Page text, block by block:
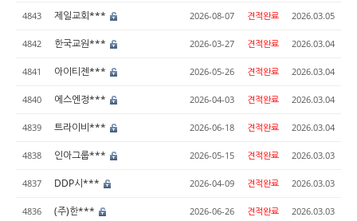
4843 제일교회*** 2026-08-07 견적완료 2026.03.05
4842 한국교원*** 2026-03-27 견적완료 2026.03.04
4841 아이티젠*** 2026-05-26 견적완료 2026.03.04
4840 에스엔정*** 2026-04-03 견적완료 2026.03.04
4839 트라이비*** 2026-06-18 견적완료 2026.03.04
4838 인아그룹*** 2026-05-15 견적완료 2026.03.03
4837 DDP시*** 2026-04-09 견적완료 2026.03.03
4836 (주)한*** 2026-06-26 견적완료 2026.03.03